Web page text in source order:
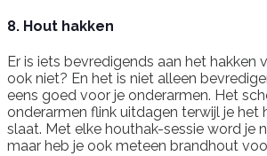
8. Hout hakken
Er is iets bevredigends aan het hakken
ook niet? En het is niet alleen
eens goed voor je onderarmen. Het
onderarmen flink uitdagen terwijl je het
slaat. Met elke houthak-sessie word je
maar heb je ook meteen brandhout